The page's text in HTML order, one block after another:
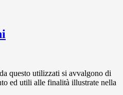
questo utilizzati si avvalgono di
ed utili alle finalità illustrate nella